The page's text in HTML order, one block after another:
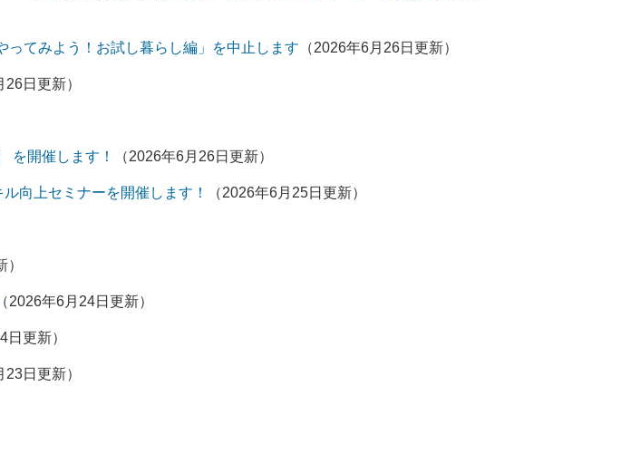
てみよう！お試し暮らし編」を中止します （2026年6月26日更新）
26日更新）
を開催します！ （2026年6月26日更新）
向上セミナーを開催します！ （2026年6月25日更新）
（2026年6月24日更新）
日更新）
23日更新）